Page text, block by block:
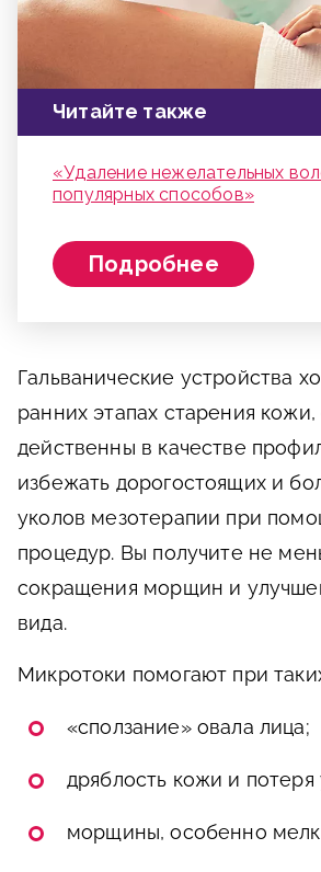
Читайте также
«Удаление нежелательных
популярных способов»
Подробнее
Гальванические устройства
ранних этапах старения кожи,
действенны в качестве
избежать дорогостоящих и
уколов мезотерапии при
процедур. Вы получите не
сокращения морщин и
вида.
Микротоки помогают при
«сползание» овала лица;
дряблость кожи и потеря
морщины, особенно